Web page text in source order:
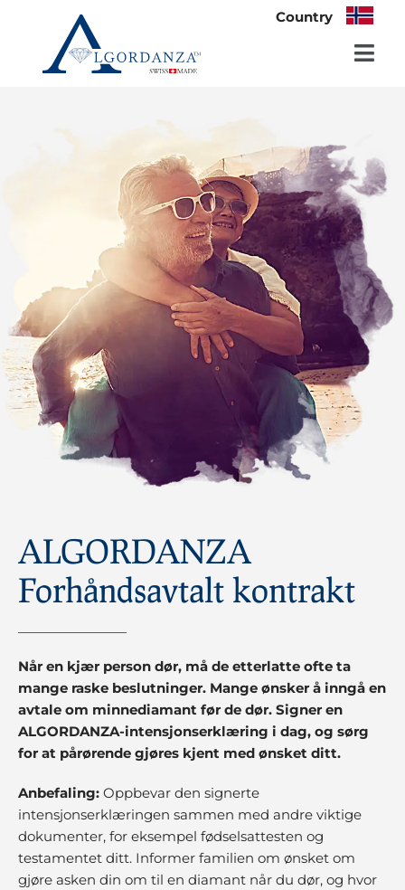
Country
ALGORDANZA
Forhåndsavtalt kontrakt
Når en kjær person dør, må de etterlatte ofte ta
mange raske beslutninger. Mange ønsker å inngå en
avtale om minnediamant før de dør. Signer en
ALGORDANZA-intensjonserklæring i dag, og sørg
for at pårørende gjøres kjent med ønsket ditt.
Anbefaling: Oppbevar den signerte
intensjonserklæringen sammen med andre viktige
dokumenter, for eksempel fødselsattesten og
testamentet ditt. Informer familien om ønsket om
gjøre asken din om til en diamant når du dør, og hvor